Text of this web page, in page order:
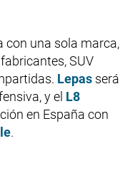
con una sola marca,
SUV
Lepas será
y el L8
en España con
.